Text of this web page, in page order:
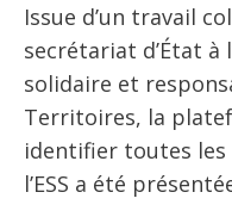
Issue d’un travail
secrétariat d’État à
solidaire et
Territoires, la
identifier toutes
l’ESS a été